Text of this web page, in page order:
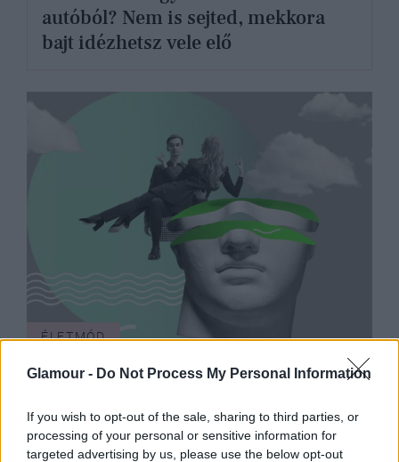
Glamour - Do Not Process My Personal Information
If you wish to opt-out of the sale, sharing to third parties, or
processing of your personal or sensitive information for
targeted advertising by us, please use the below opt-out
autóból? Nem is sejted, mekkora
bajt idézhetsz vele elő
ÉLETMÓD
7 mondat, amivel azonnal